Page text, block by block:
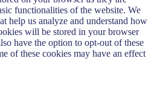
functionalities of the website. We
help us analyze and understand how
will be stored in your browser
have the option to opt-out of these
of these cookies may have an effect